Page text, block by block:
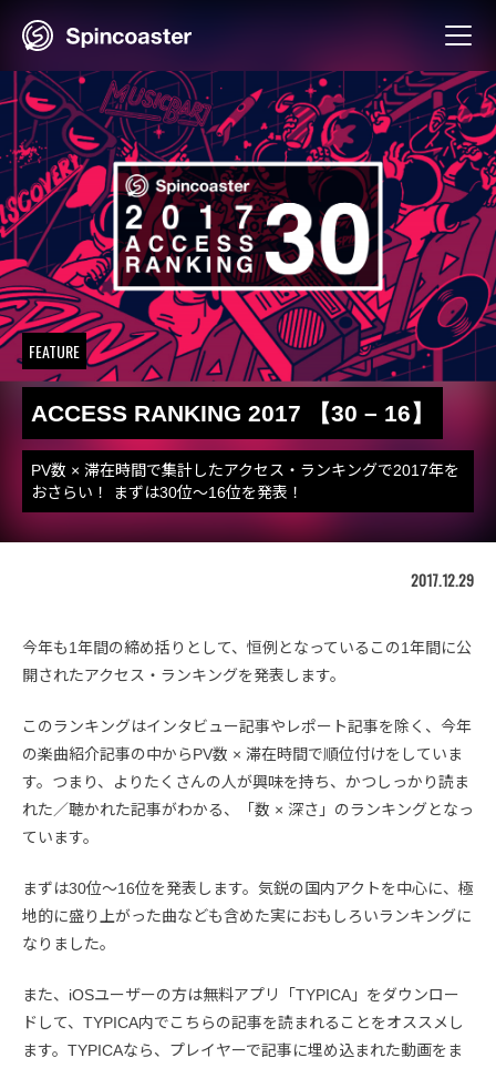
FEATURE
ACCESS RANKING 2017 【30 – 16】
PV数 × 滞在時間で集計したアクセス・ランキングで2017年を
おさらい！ まずは30位〜16位を発表！
2017.12.29
今年も1年間の締め括りとして、恒例となっているこの1年間に公
開されたアクセス・ランキングを発表します。
このランキングはインタビュー記事やレポート記事を除く、今年
の楽曲紹介記事の中からPV数 × 滞在時間で順位付けをしていま
す。つまり、よりたくさんの人が興味を持ち、かつしっかり読ま
れた／聴かれた記事がわかる、「数 × 深さ」のランキングとなっ
ています。
まずは30位〜16位を発表します。気鋭の国内アクトを中心に、極
地的に盛り上がった曲なども含めた実におもしろいランキングに
なりました。
また、iOSユーザーの方は無料アプリ「TYPICA」をダウンロー
ドして、TYPICA内でこちらの記事を読まれることをオススメし
ます。TYPICAなら、プレイヤーで記事に埋め込まれた動画をま